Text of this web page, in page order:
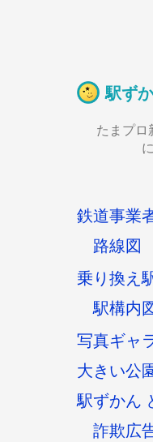
駅ず
たまプロ
鉄道事業
路線図
乗り換え
駅構内
写真ギャ
大きい公
駅ずかん
詐欺広